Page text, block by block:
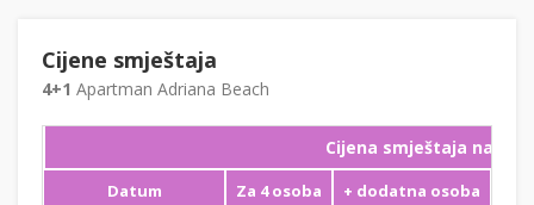
Cijene smještaja
4+1 Apartman Adriana Beach
Cijena smještaja na noć
Datum Za 4 osoba + dodatna osoba